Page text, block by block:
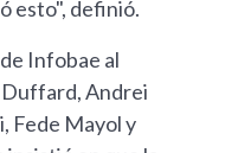
esto", definió.
Infobae al
Andrei
Fede Mayol y